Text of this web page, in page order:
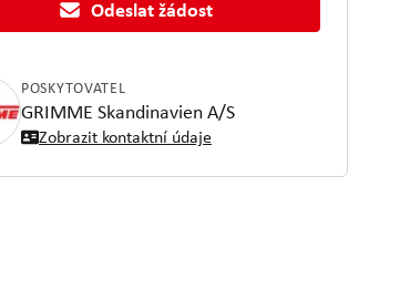
Odeslat žádost
POSKYTOVATEL
GRIMME Skandinavien A/S
Zobrazit kontaktní údaje